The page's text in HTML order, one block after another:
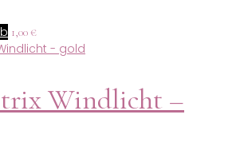
1,00 €
Windlicht –